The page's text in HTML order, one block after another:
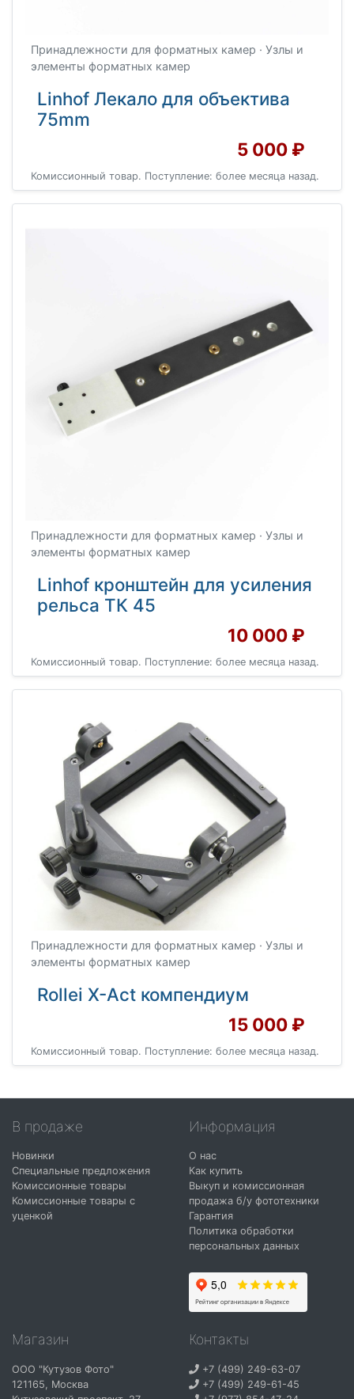
Принадлежности для форматных камер · Узлы и
элементы форматных камер
Linhof Лекало для объектива
75mm
5 000 ₽
Комиссионный товар. Поступление: более месяца назад.
Принадлежности для форматных камер · Узлы и
элементы форматных камер
Linhof кронштейн для усиления
рельса ТК 45
10 000 ₽
Комиссионный товар. Поступление: более месяца назад.
Принадлежности для форматных камер · Узлы и
элементы форматных камер
Rollei X-Act компендиум
15 000 ₽
Комиссионный товар. Поступление: более месяца назад.
В продаже
Новинки
Специальные предложения
Комиссионные товары
Комиссионные товары с
уценкой
Информация
О нас
Как купить
Выкуп и комиссионная
продажа б/у фототехники
Гарантия
Политика обработки
персональных данных
Магазин
ООО "Кутузов Фото"
121165, Москва
Контакты
+7 (499) 249-63-07
+7 (499) 249-61-45